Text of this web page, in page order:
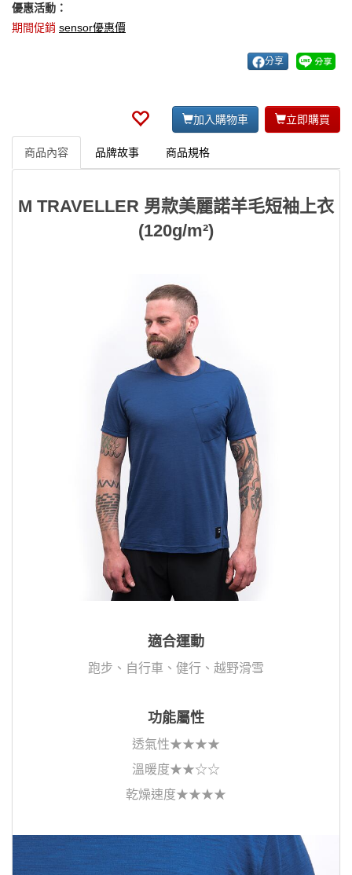
優惠活動：
期間促銷 sensor優惠價
分享
加入購物車 立即購買
商品內容 品牌故事 商品規格
M TRAVELLER 男款美麗諾羊毛短袖上衣
(120g/m²)
適合運動
跑步、自行車、健行、越野滑雪
功能屬性
透氣性★★★★
溫暖度★★☆☆
乾燥速度★★★★